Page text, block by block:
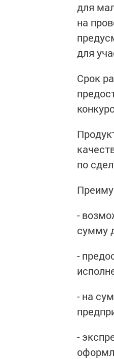
для
на
для
Срок
по
-
сумму
-
- на
-